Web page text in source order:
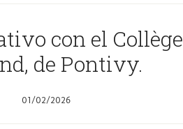
con el
de Pontivy.
01/02/2026